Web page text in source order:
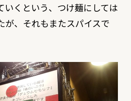
いくという、つけ麺にしては
が、それもまたスパイスで